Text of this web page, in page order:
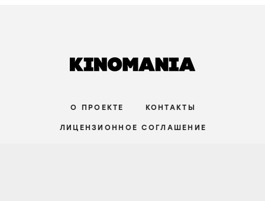
О ПРОЕКТЕ КОНТАКТЫ
ЛИЦЕНЗИОННОЕ СОГЛАШЕНИЕ